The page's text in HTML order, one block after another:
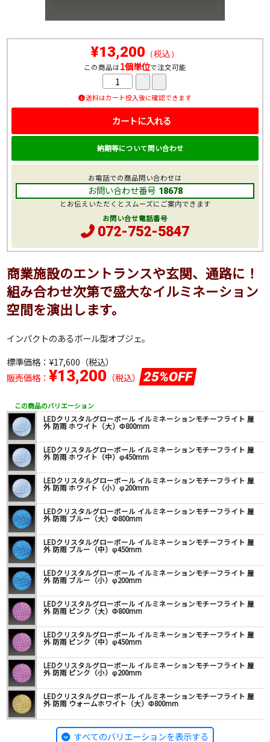
商業施設のエントランスや玄関、通路に！
組み合わせ次第で盛大なイルミネーション
空間を演出します。
インパクトのあるボール型オブジェ。
標準価格： ¥17,600 （税込）
販売価格： ¥13,200 （税込） 25%OFF
この商品のバリエーション
LEDクリスタルグローボール イルミネーションモチーフライト 屋
外 防雨 ホワイト（大）Φ800mm
LEDクリスタルグローボール イルミネーションモチーフライト 屋
外 防雨 ホワイト（中）φ450mm
LEDクリスタルグローボール イルミネーションモチーフライト 屋
外 防雨 ホワイト（小）φ200mm
LEDクリスタルグローボール イルミネーションモチーフライト 屋
外 防雨 ブルー（大）Φ800mm
LEDクリスタルグローボール イルミネーションモチーフライト 屋
外 防雨 ブルー（中）φ450mm
LEDクリスタルグローボール イルミネーションモチーフライト 屋
外 防雨 ブルー（小）φ200mm
LEDクリスタルグローボール イルミネーションモチーフライト 屋
外 防雨 ピンク（大）Φ800mm
LEDクリスタルグローボール イルミネーションモチーフライト 屋
外 防雨 ピンク（中）φ450mm
LEDクリスタルグローボール イルミネーションモチーフライト 屋
外 防雨 ピンク（小）φ200mm
LEDクリスタルグローボール イルミネーションモチーフライト 屋
外 防雨 ウォームホワイト（大）Φ800mm
すべてのバリエーションを表示する
¥13,200 （税込）
この商品は1個単位で注文可能
送料はカート投入後に確認できます
カートに入れる
納期等について問い合わせ
お電話での商品問い合わせは
お問い合わせ番号 18678
とお伝えいただくとスムーズにご案内できます
お問い合せ電話番号
072-752-5847